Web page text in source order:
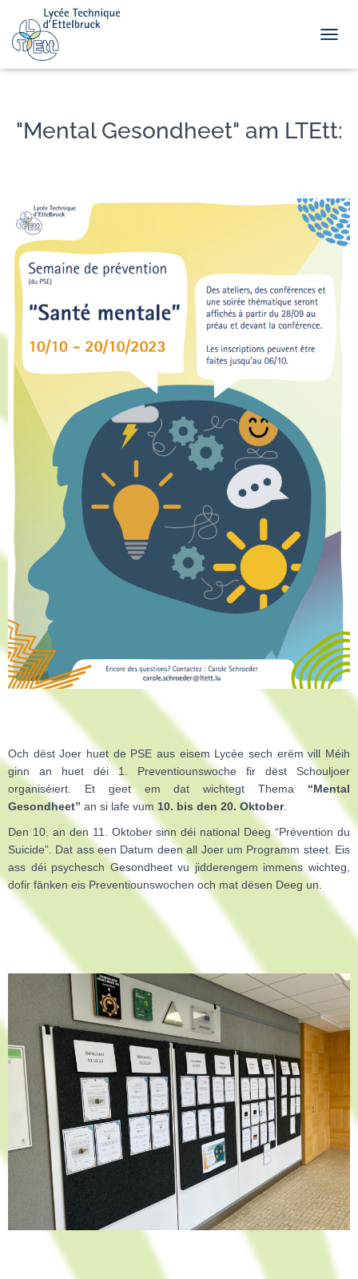
"Mental Gesondheet" am LTEtt:
Och dëst Joer huet de PSE aus eisem Lycée sech erëm vill Méih
ginn an huet déi 1. Preventiounswoche fir dëst Schouljoer
organiséiert. Et geet em dat wichtegt Thema “Mental
Gesondheet” an si lafe vum 10. bis den 20. Oktober.
Den 10. an den 11. Oktober sinn déi national Deeg “Prévention du
Suicide”. Dat ass een Datum deen all Joer um Programm steet. Eis
ass déi psychesch Gesondheet vu jidderengem immens wichteg,
dofir fänken eis Preventiounswochen och mat dësen Deeg un.